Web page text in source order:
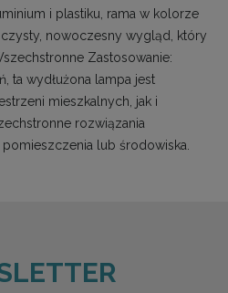
i plastiku, rama w kolorze
czysty, nowoczesny wygląd, który
Zastosowanie:
ta wydłużona lampa jest
mieszkalnych, jak i
rozwiązania
lub środowiska.